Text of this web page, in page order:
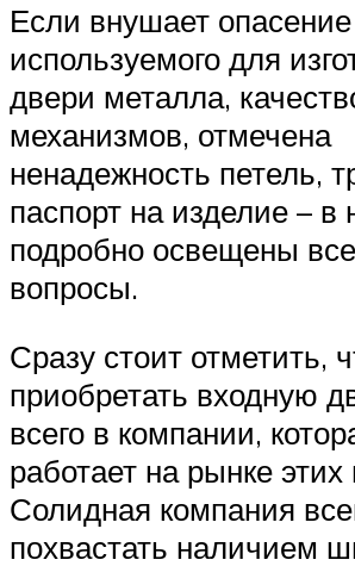
Если внушает
используемого для
двери металла,
механизмов, отмечена
ненадежность петель,
паспорт на изделие – в
подробно освещены
вопросы.
Сразу стоит отметить,
приобретать входную
всего в компании,
работает на рынке этих
Солидная компания
похвастать наличием